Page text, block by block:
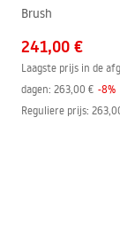
Easy Clean-coating
Brush
241,00 €
Laagste prijs in de
dagen: 263,00 € -8%
Reguliere prijs: